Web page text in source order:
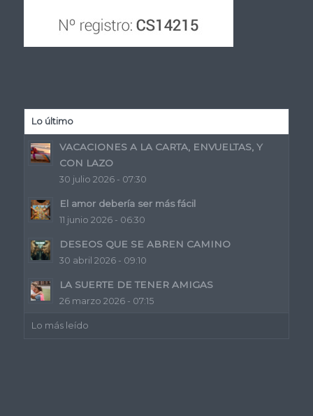
Lo último
VACACIONES A LA CARTA, ENVUELTAS, Y
CON LAZO
30 julio 2026 - 07:30
El amor debería ser más fácil
11 junio 2026 - 06:30
DESEOS QUE SE ABREN CAMINO
30 abril 2026 - 09:10
LA SUERTE DE TENER AMIGAS
26 marzo 2026 - 07:15
Lo más leído